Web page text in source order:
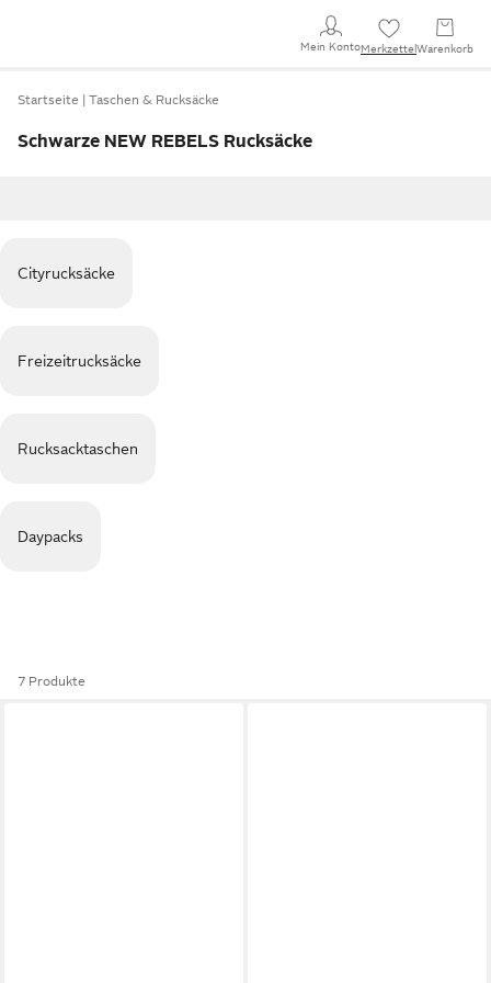
Mein KontoMerkzettel Warenkorb
Startseite Taschen & Rucksäcke
Schwarze NEW REBELS Rucksäcke
Cityrucksäcke
Freizeitrucksäcke
Rucksacktaschen
Daypacks
7 Produkte